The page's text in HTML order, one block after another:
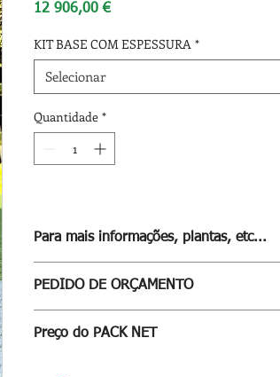
12 906,00 €Preço
KIT BASE COM ESPESSURA *
Selecionar
Quantidade *
Para mais informações, plantas, etc...
sobre esteLINK
PEDIDO DE ORÇAMENTO
através desteLINK
Preço do PACK NET